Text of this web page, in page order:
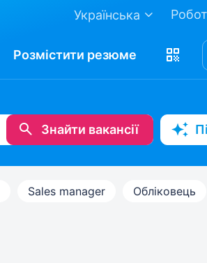
Українська
Розмістити резюме
Знайти вакансії
Sales manager Обліковець